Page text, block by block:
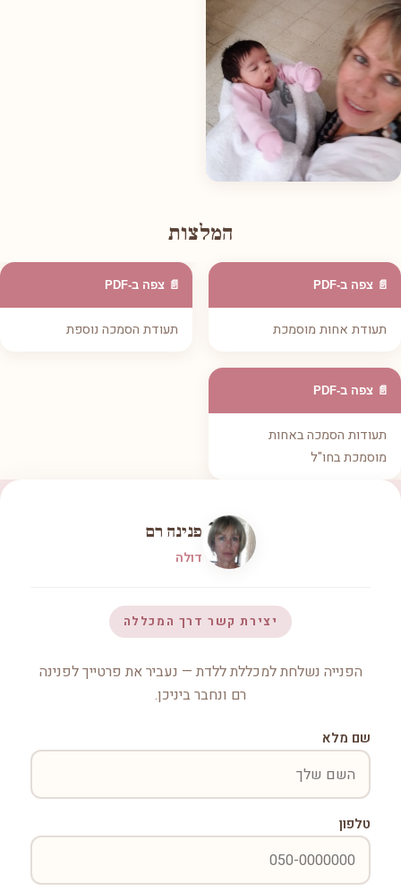
המלצות
📄 צפה ב-PDF
תעודת אחות מוסמכת
📄 צפה ב-PDF
תעודות הסמכה באחות
מוסמכת בחו"ל
📄 צפה ב-PDF
תעודת הסמכה נוספת
פנינה רם
דולה
יצירת קשר דרך המכללה
הפנייה נשלחת למכללת ללדת — נעביר את פרטייך לפנינה
רם ונחבר ביניכן.
שם מלא
טלפון